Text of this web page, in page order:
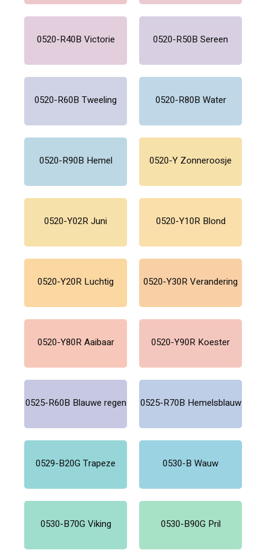
0520-R40B Victorie 0520-R50B Sereen
0520-R60B Tweeling 0520-R80B Water
0520-R90B Hemel 0520-Y Zonneroosje
0520-Y02R Juni 0520-Y10R Blond
0520-Y20R Luchtig 0520-Y30R Verandering
0520-Y80R Aaibaar 0520-Y90R Koester
0525-R60B Blauwe regen 0525-R70B Hemelsblauw
0529-B20G Trapeze 0530-B Wauw
0530-B70G Viking 0530-B90G Pril